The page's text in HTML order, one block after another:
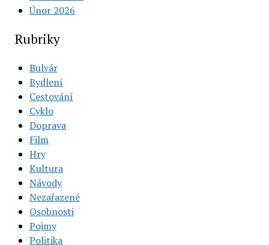
Únor 2026
Rubriky
Bulvár
Bydlení
Cestování
Cyklo
Doprava
Film
Hry
Kultura
Návody
Nezařazené
Osobnosti
Pojmy
Politika